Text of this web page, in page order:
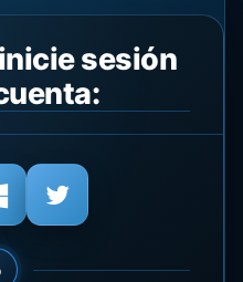
sesión